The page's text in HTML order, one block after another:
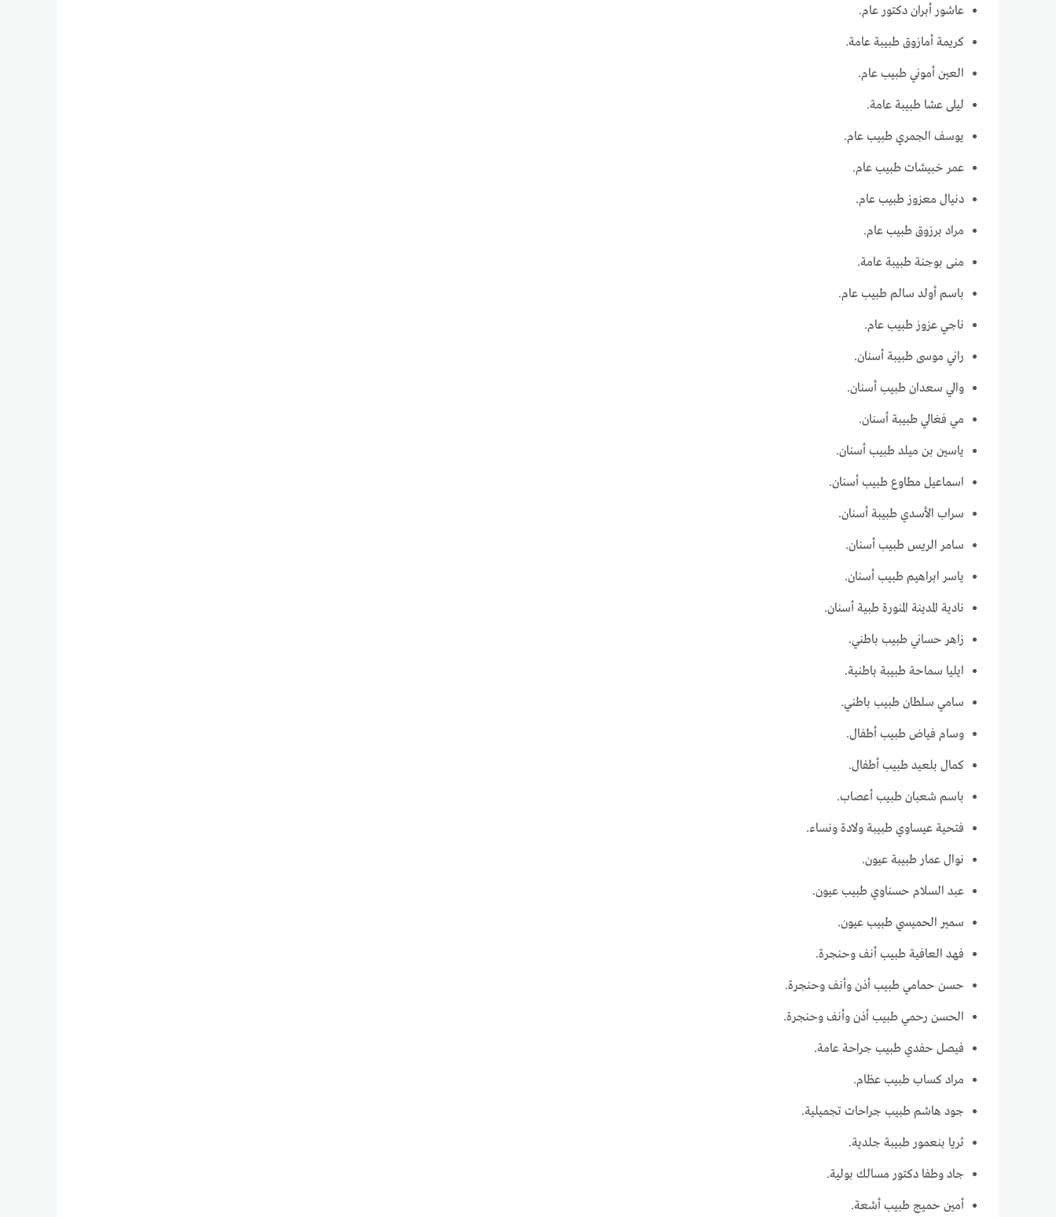
عاشور أبران دكتور عام.
كريمة أمازوق طبيبة عامة.
العين أموني طبيب عام.
ليلى عشا طبيبة عامة.
يوسف الجمري طبيب عام.
عمر خبيشات طبيب عام.
دنيال معزوز طبيب عام.
مراد برزوق طبيب عام.
منى بوجنة طبيبة عامة.
باسم أولد سالم طبيب عام.
ناجي عزوز طبيب عام.
راني موسى طبيبة أسنان.
والي سعدان طبيب أسنان.
مي فغالي طبيبة أسنان.
ياسين بن ميلد طبيب أسنان.
اسماعيل مطاوع طبيب أسنان.
سراب الأسدي طبيبة أسنان.
سامر الريس طبيب أسنان.
ياسر ابراهيم طبيب أسنان.
نادية المدينة المنورة طبية أسنان.
زاهر حساني طبيب باطني.
ايليا سماحة طبيبة باطنية.
سامي سلطان طبيب باطني.
وسام فياض طبيب أطفال.
كمال بلعيد طبيب أطفال.
باسم شعبان طبيب أعصاب.
فتحية عيساوي طبيبة ولادة ونساء.
نوال عمار طبيبة عيون.
عبد السلام حسناوي طبيب عيون.
سمير الحميسي طبيب عيون.
فهد العافية طبيب أنف وحنجرة.
حسن حمامي طبيب أذن وأنف وحنجرة.
الحسن رحمي طبيب أذن وأنف وحنجرة.
فيصل حفدي طبيب جراحة عامة.
مراد كساب طبيب عظام.
جود هاشم طبيب جراحات تجميلية.
ثريا بنعمور طبيبة جلدية.
جاد وطفا دكتور مسالك بولية.
أمين حميج طبيب أشعة.